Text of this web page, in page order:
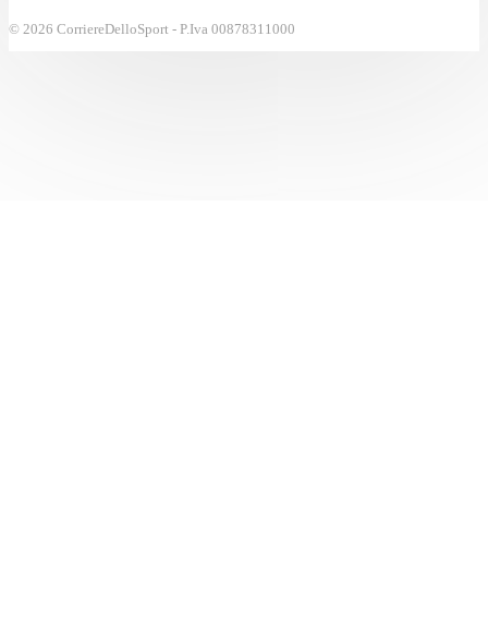
© 2026 CorriereDelloSport - P.Iva 00878311000